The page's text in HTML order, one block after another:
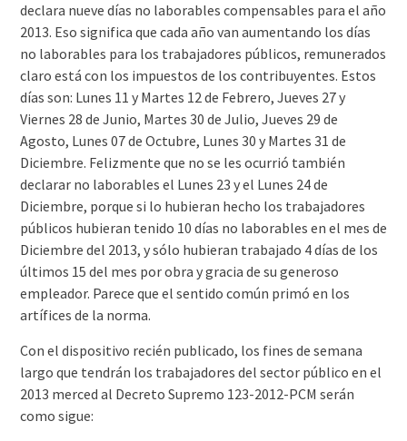
declara nueve días no laborables compensables para el año
2013. Eso significa que cada año van aumentando los días
no laborables para los trabajadores públicos, remunerados
claro está con los impuestos de los contribuyentes. Estos
días son: Lunes 11 y Martes 12 de Febrero, Jueves 27 y
Viernes 28 de Junio, Martes 30 de Julio, Jueves 29 de
Agosto, Lunes 07 de Octubre, Lunes 30 y Martes 31 de
Diciembre. Felizmente que no se les ocurrió también
declarar no laborables el Lunes 23 y el Lunes 24 de
Diciembre, porque si lo hubieran hecho los trabajadores
públicos hubieran tenido 10 días no laborables en el mes de
Diciembre del 2013, y sólo hubieran trabajado 4 días de los
últimos 15 del mes por obra y gracia de su generoso
empleador. Parece que el sentido común primó en los
artífices de la norma.
Con el dispositivo recién publicado, los fines de semana
largo que tendrán los trabajadores del sector público en el
2013 merced al Decreto Supremo 123-2012-PCM serán
como sigue: